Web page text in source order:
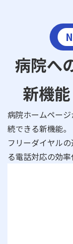
病院へ
新機
病院ホームペー
続できる新機能。
フリーダイヤル
る電話対応の効率